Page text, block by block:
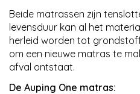
Beide matrassen zijn
levensduur kan al het
herleid worden tot
om een nieuwe matras te
afval ontstaat.
De Auping One matras: